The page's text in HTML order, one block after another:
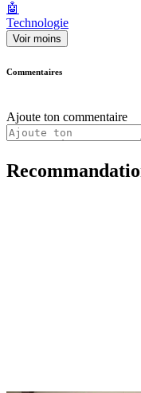
🤖
Technologie
Voir moins
Commentaires
Ajoute ton commentaire